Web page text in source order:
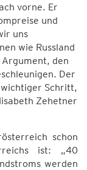
vorne. Er
und
uns
wie Russland
den
Der
Schritt,
Zehetner
schon
ist: „40
werden